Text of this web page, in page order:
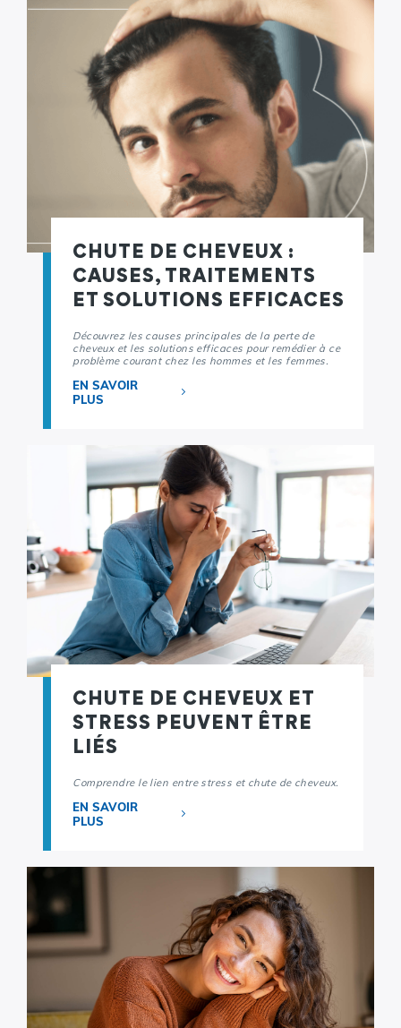
CHUTE DE CHEVEUX :
CAUSES, TRAITEMENTS
ET SOLUTIONS EFFICACES
Découvrez les causes principales de la perte de
cheveux et les solutions efficaces pour remédier à ce
problème courant chez les hommes et les femmes.
EN SAVOIR
PLUS
CHUTE DE CHEVEUX ET
STRESS PEUVENT ÊTRE
LIÉS
Comprendre le lien entre stress et chute de cheveux.
EN SAVOIR
PLUS